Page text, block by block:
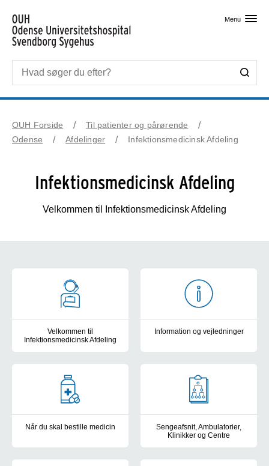
Menu
OUH Forside
Til patienter og pårørende
Odense
Afdelinger Infektionsmedicinsk Afdeling
Infektionsmedicinsk Afdeling
Velkommen til Infektionsmedicinsk Afdeling
Velkommen til
Infektionsmedicinsk Afdeling
Information og vejledninger
Når du skal bestille medicin
Sengeafsnit, Ambulatorier,
Klinikker og Centre